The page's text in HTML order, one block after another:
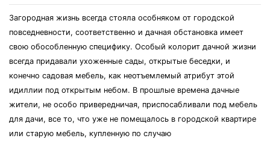
Загородная жизнь всегда стояла особняком от городской
повседневности, соответственно и дачная обстановка имеет
свою обособленную специфику. Особый колорит дачной жизни
всегда придавали ухоженные сады, открытые беседки, и
конечно садовая мебель, как неотъемлемый атрибут этой
идиллии под открытым небом. В прошлые времена дачные
жители, не особо привередничая, приспосабливали под мебель
для дачи, все то, что уже не помещалось в городской квартире
или старую мебель, купленную по случаю